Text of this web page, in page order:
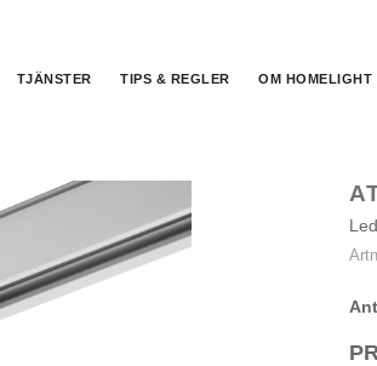
TJÄNSTER TIPS & REGLER OM HOMELIGHT